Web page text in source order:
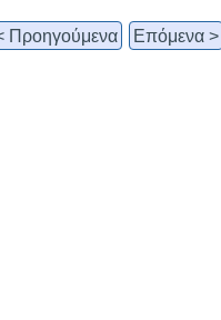
Προηγούμενα Επόμενα >